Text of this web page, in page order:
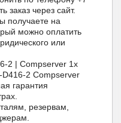
заказ через сайт.
получаете на
можно оплатить
или
2 | Compserver 1x
D416-2 Compserver
гарантия
резервам,